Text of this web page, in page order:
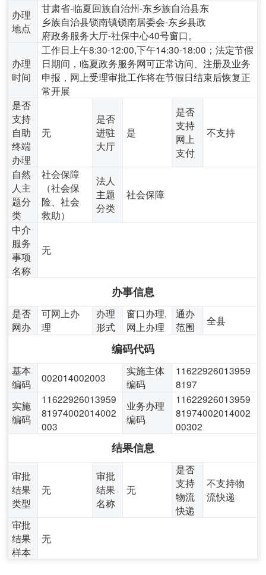
办理
地点
甘肃省-临夏回族自治州-东乡族自治县东
乡族自治县锁南镇锁南居委会-东乡县政
府政务服务大厅-社保中心40号窗口。
办理
时间
工作日上午8:30-12:00,下午14:30-18:00；法定节假
日期间，临夏政务服务网可正常访问、注册及业务
申报，网上受理审批工作将在节假日结束后恢复正
常开展
是否
支持
自助
终端
办理
无
是否
进驻
大厅
是
是否
支持
网上
支付
不支持
自然
人主
题分
类
社会保障
（社会保
险、社会
救助）
法人
主题
分类
社会保障
中介
服务
事项
名称
无
办事信息
是否
网办
可网上办
理
办理
形式
窗口办理,
网上办理
通办
范围
全县
编码代码
基本
编码
002014002003
实施主体
编码
11622926013959
8197
实施
编码
11622926013959
81974002014002
003
业务办理
编码
11622926013959
81974002014002
00302
结果信息
审批
结果
类型
无
审批
结果
名称
无
是否
支持
物流
快递
不支持物
流快递
审批
结果
样本
无